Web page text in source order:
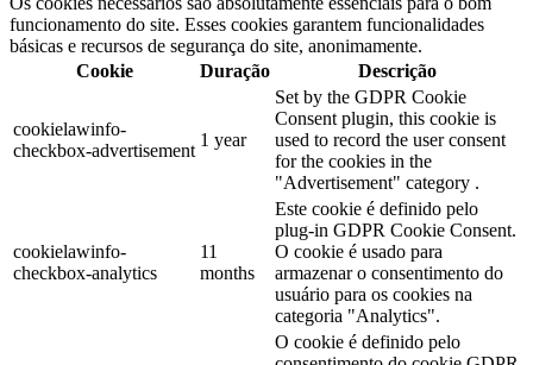
funcionamento do site. Esses cookies garantem funcionalidades
básicas e recursos de segurança do site, anonimamente.
Cookie
Duração Descrição
cookielawinfo-
checkbox-advertisement
1 year
Set by the GDPR Cookie
Consent plugin, this cookie is
used to record the user consent
for the cookies in the
"Advertisement" category .
cookielawinfo-
checkbox-analytics
11
months
Este cookie é definido pelo
plug-in GDPR Cookie Consent.
O cookie é usado para
armazenar o consentimento do
usuário para os cookies na
categoria "Analytics".
O cookie é definido pelo